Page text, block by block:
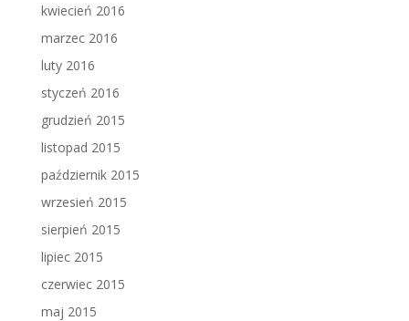
kwiecień 2016
marzec 2016
luty 2016
styczeń 2016
grudzień 2015
listopad 2015
październik 2015
wrzesień 2015
sierpień 2015
lipiec 2015
czerwiec 2015
maj 2015